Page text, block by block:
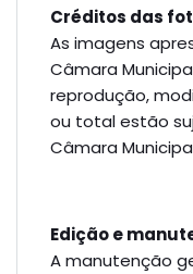
Créditos das
As imagens
Câmara
reprodução,
ou total estão
Câmara
Edição e
A manutenção